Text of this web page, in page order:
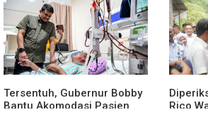
Kemerdekaan RI
Tersentuh, Gubernur Bobby
Bantu Akomodasi Pasien
Rico